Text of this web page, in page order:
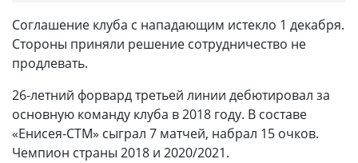
Соглашение клуба с нападающим истекло 1 декабря.
Стороны приняли решение сотрудничество не
продлевать.
26-летний форвард третьей линии дебютировал за
основную команду клуба в 2018 году. В составе
«Енисея-СТМ» сыграл 7 матчей, набрал 15 очков.
Чемпион страны 2018 и 2020/2021.